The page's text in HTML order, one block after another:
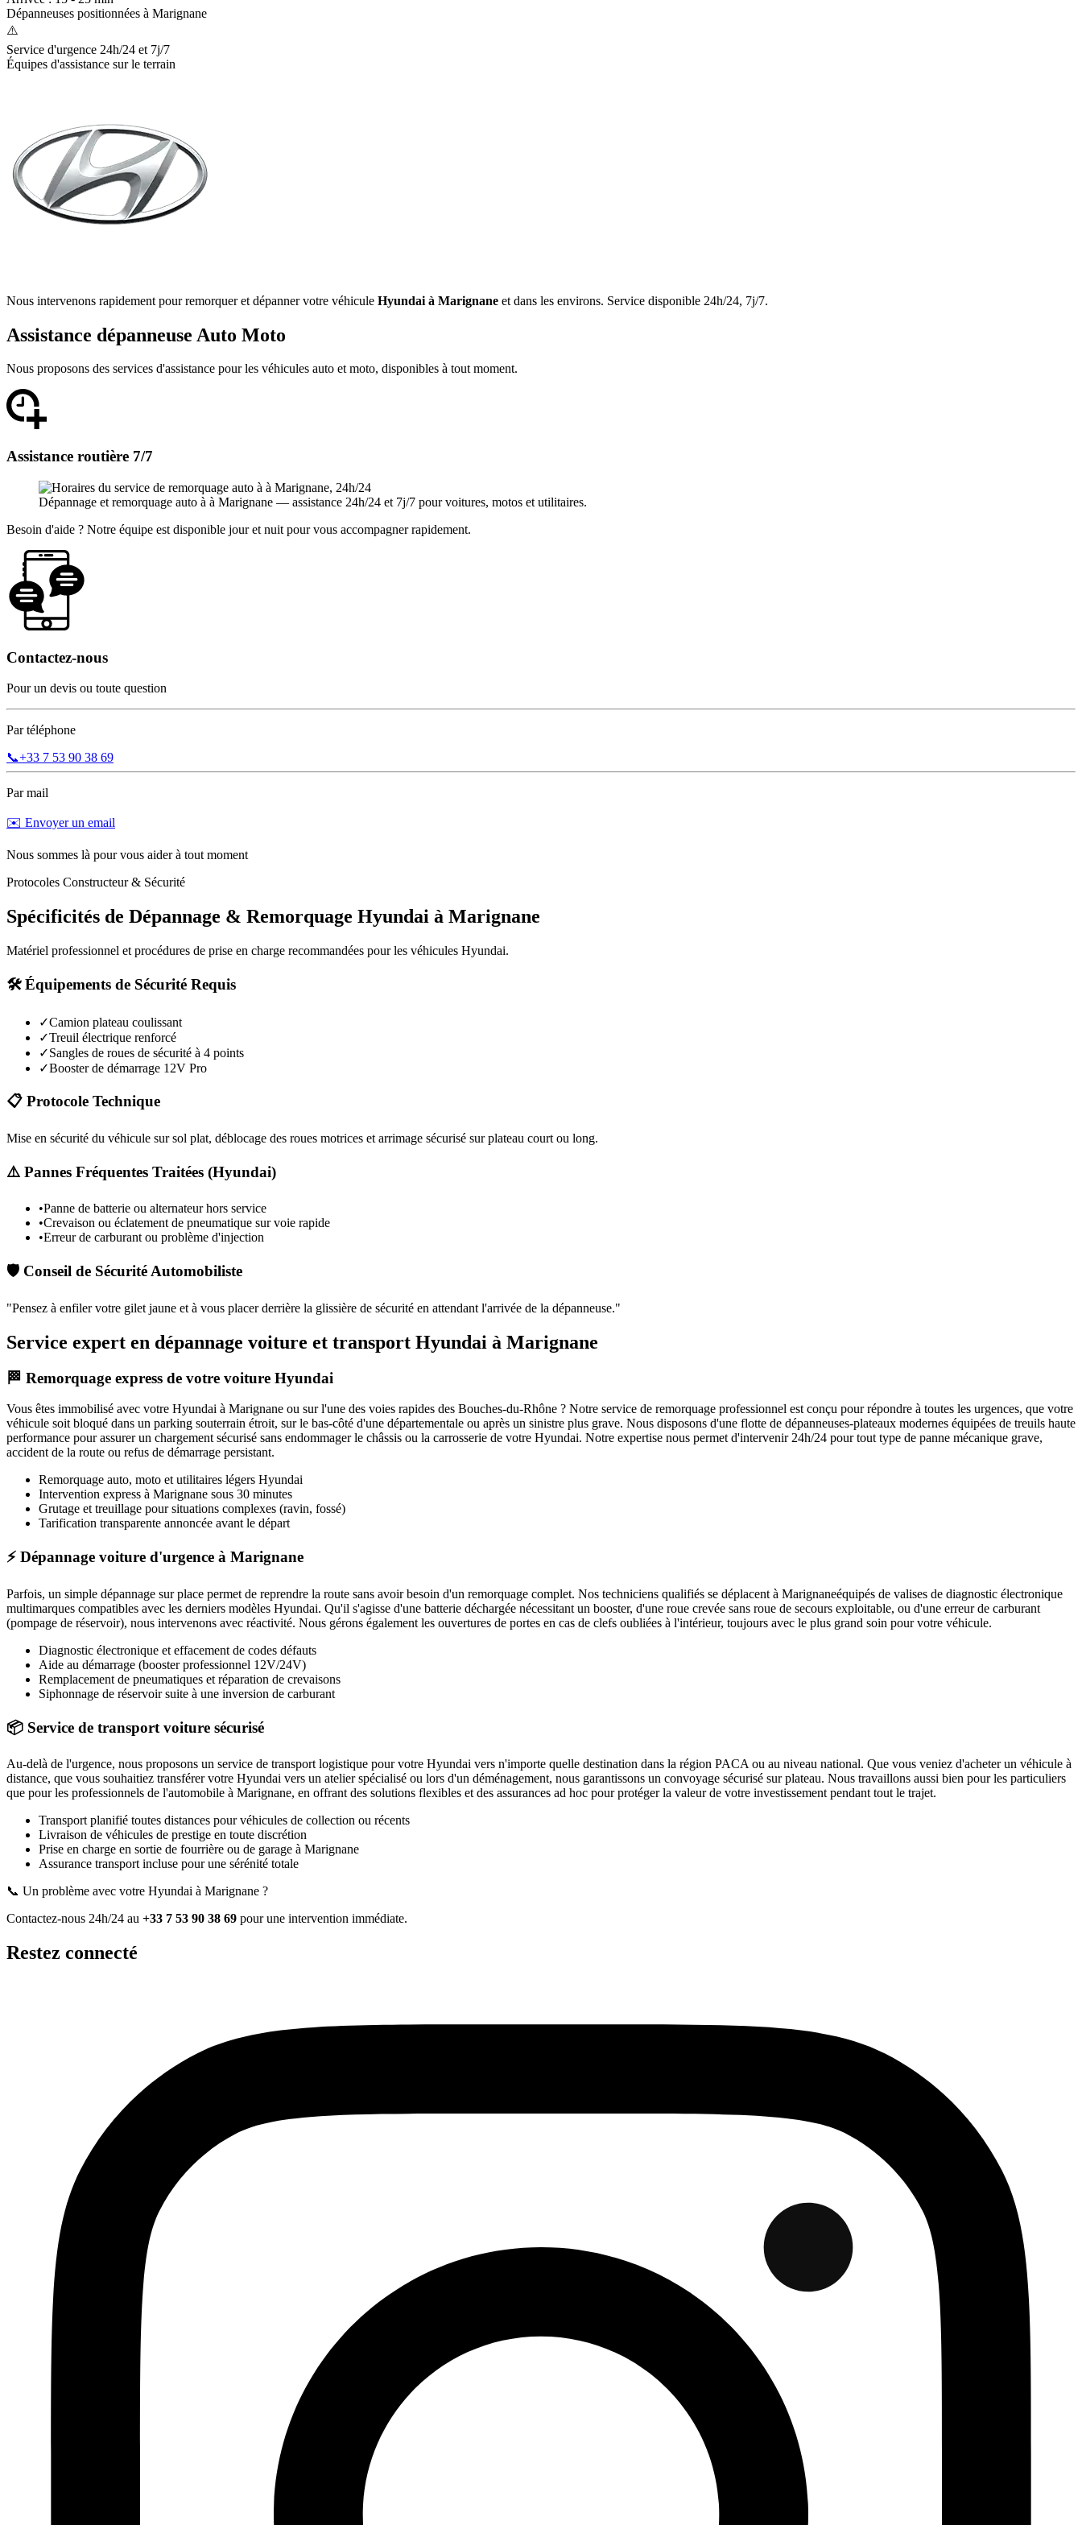
Dépanneuses positionnées à Marignane
⚠️
Service d'urgence 24h/24 et 7j/7
Équipes d'assistance sur le terrain
Nous intervenons rapidement pour remorquer et dépanner votre véhicule Hyundai à Marignane et dans les environs. Service disponible 24h/24, 7j/7.
Assistance dépanneuse Auto Moto
Nous proposons des services d'assistance pour les véhicules auto et moto, disponibles à tout moment.
Assistance routière 7/7
Dépannage et remorquage auto à à Marignane — assistance 24h/24 et 7j/7 pour voitures, motos et utilitaires.
Besoin d'aide ? Notre équipe est disponible jour et nuit pour vous accompagner rapidement.
Contactez-nous
Pour un devis ou toute question
Par téléphone
📞+33 7 53 90 38 69
Par mail
✉️ Envoyer un email
Nous sommes là pour vous aider à tout moment
Protocoles Constructeur & Sécurité
Spécificités de Dépannage & Remorquage Hyundai à Marignane
Matériel professionnel et procédures de prise en charge recommandées pour les véhicules Hyundai.
🛠️ Équipements de Sécurité Requis
✓Camion plateau coulissant
✓Treuil électrique renforcé
✓Sangles de roues de sécurité à 4 points
✓Booster de démarrage 12V Pro
📋 Protocole Technique
Mise en sécurité du véhicule sur sol plat, déblocage des roues motrices et arrimage sécurisé sur plateau court ou long.
⚠️ Pannes Fréquentes Traitées (Hyundai)
•Panne de batterie ou alternateur hors service
•Crevaison ou éclatement de pneumatique sur voie rapide
•Erreur de carburant ou problème d'injection
🛡️ Conseil de Sécurité Automobiliste
"Pensez à enfiler votre gilet jaune et à vous placer derrière la glissière de sécurité en attendant l'arrivée de la dépanneuse."
Service expert en dépannage voiture et transport Hyundai à Marignane
🏁 Remorquage express de votre voiture Hyundai
Vous êtes immobilisé avec votre Hyundai à Marignane ou sur l'une des voies rapides des Bouches-du-Rhône ? Notre service de remorquage professionnel est conçu pour répondre à toutes les urgences, que votre
véhicule soit bloqué dans un parking souterrain étroit, sur le bas-côté d'une départementale ou après un sinistre plus grave. Nous disposons d'une flotte de dépanneuses-plateaux modernes équipées de treuils haute
performance pour assurer un chargement sécurisé sans endommager le châssis ou la carrosserie de votre Hyundai. Notre expertise nous permet d'intervenir 24h/24 pour tout type de panne mécanique grave,
accident de la route ou refus de démarrage persistant.
Remorquage auto, moto et utilitaires légers Hyundai
Intervention express à Marignane sous 30 minutes
Grutage et treuillage pour situations complexes (ravin, fossé)
Tarification transparente annoncée avant le départ
⚡ Dépannage voiture d'urgence à Marignane
Parfois, un simple dépannage sur place permet de reprendre la route sans avoir besoin d'un remorquage complet. Nos techniciens qualifiés se déplacent à Marignaneéquipés de valises de diagnostic électronique
multimarques compatibles avec les derniers modèles Hyundai. Qu'il s'agisse d'une batterie déchargée nécessitant un booster, d'une roue crevée sans roue de secours exploitable, ou d'une erreur de carburant
(pompage de réservoir), nous intervenons avec réactivité. Nous gérons également les ouvertures de portes en cas de clefs oubliées à l'intérieur, toujours avec le plus grand soin pour votre véhicule.
Diagnostic électronique et effacement de codes défauts
Aide au démarrage (booster professionnel 12V/24V)
Remplacement de pneumatiques et réparation de crevaisons
Siphonnage de réservoir suite à une inversion de carburant
📦 Service de transport voiture sécurisé
Au-delà de l'urgence, nous proposons un service de transport logistique pour votre Hyundai vers n'importe quelle destination dans la région PACA ou au niveau national. Que vous veniez d'acheter un véhicule à
distance, que vous souhaitiez transférer votre Hyundai vers un atelier spécialisé ou lors d'un déménagement, nous garantissons un convoyage sécurisé sur plateau. Nous travaillons aussi bien pour les particuliers
que pour les professionnels de l'automobile à Marignane, en offrant des solutions flexibles et des assurances ad hoc pour protéger la valeur de votre investissement pendant tout le trajet.
Transport planifié toutes distances pour véhicules de collection ou récents
Livraison de véhicules de prestige en toute discrétion
Prise en charge en sortie de fourrière ou de garage à Marignane
Assurance transport incluse pour une sérénité totale
📞 Un problème avec votre Hyundai à Marignane ?
Contactez-nous 24h/24 au +33 7 53 90 38 69 pour une intervention immédiate.
Restez connecté